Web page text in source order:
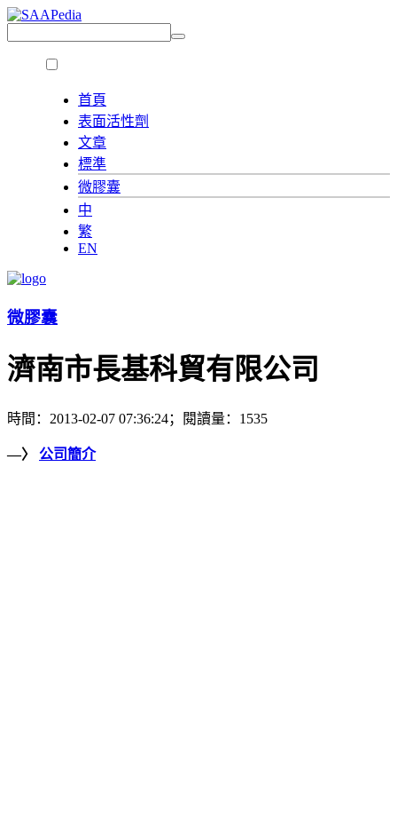
首頁
表面活性劑
文章
標準
微膠囊
中
繁
EN
微膠囊
濟南市長基科貿有限公司
時間：2013-02-07 07:36:24；閱讀量：1535
—〉 公司簡介